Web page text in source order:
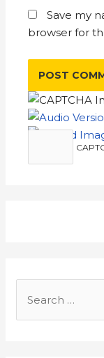
Save my
browser for